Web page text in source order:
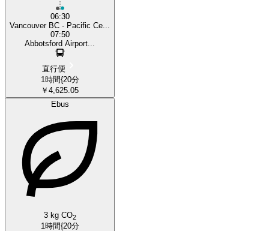
06:30
Vancouver BC - Pacific Ce...
07:50
Abbotsford Airport...
直行便
1時間{20分
￥4,625.05
Ebus
3 kg CO2
1時間{20分